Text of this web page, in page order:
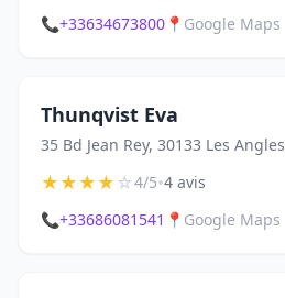
📞+33634673800 📍 Google Maps
Thunqvist Eva
35 Bd Jean Rey, 30133 Les Angles
★★★★☆4/5•4 avis
📞+33686081541 📍 Google Maps